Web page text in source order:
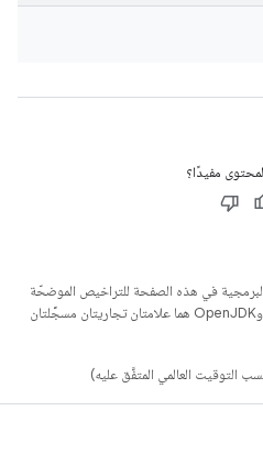
مفيدًا؟
في هذه الصفحة للتراخيص الموضحّة
. إنّ Java وOpenJDK هما علامتان تجاريتان مسجَّلتان